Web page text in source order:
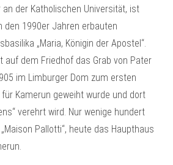
der Katholischen Universität, ist
den 1990er Jahren erbauten
„Maria, Königin der Apostel“.
auf dem Friedhof das Grab von Pater
im Limburger Dom zum ersten
Kamerun geweiht wurde und dort
verehrt wird. Nur wenige hundert
Pallotti“, heute das Haupthaus